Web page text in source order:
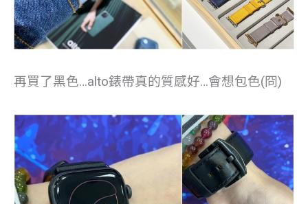
再買了黑色…alto錶帶真的質感好…會想包色(冏)